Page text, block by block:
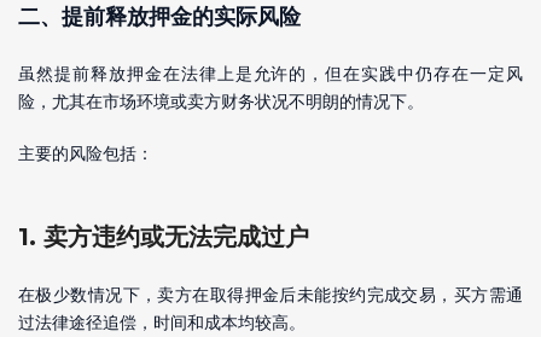
二、提前释放押金的实际风险
虽然提前释放押金在法律上是允许的，但在实践中仍存在一定风
险，尤其在市场环境或卖方财务状况不明朗的情况下。
主要的风险包括：
1. 卖方违约或无法完成过户
在极少数情况下，卖方在取得押金后未能按约完成交易，买方需通
过法律途径追偿，时间和成本均较高。